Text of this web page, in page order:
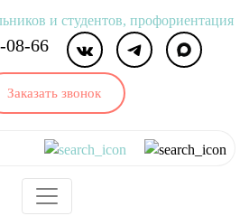
08-66
Заказать звонок